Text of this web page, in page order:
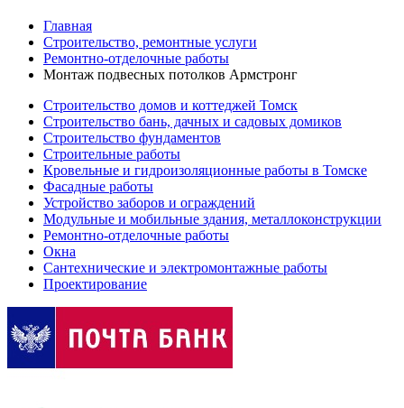
Главная
Строительство, ремонтные услуги
Ремонтно-отделочные работы
Монтаж подвесных потолков Армстронг
Строительство домов и коттеджей Томск
Строительство бань, дачных и садовых домиков
Строительство фундаментов
Строительные работы
Кровельные и гидроизоляционные работы в Томске
Фасадные работы
Устройство заборов и ограждений
Модульные и мобильные здания, металлоконструкции
Ремонтно-отделочные работы
Окна
Сантехнические и электромонтажные работы
Проектирование